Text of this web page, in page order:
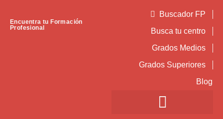
Encuentra tu Formación
Profesional
Buscador FP
Busca tu centro
Grados Medios
Grados Superiores
Blog